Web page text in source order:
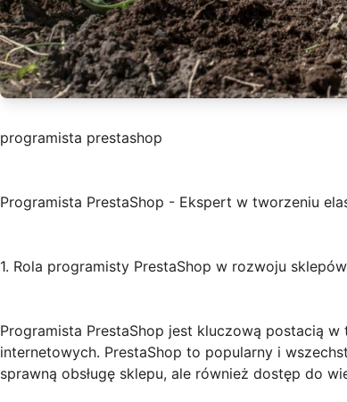
programista prestashop
Programista PrestaShop - Ekspert w tworzeniu
1. Rola programisty PrestaShop w rozwoju
Programista PrestaShop jest kluczową postacią
internetowych. PrestaShop to popularny i
sprawną obsługę sklepu, ale również dostęp do